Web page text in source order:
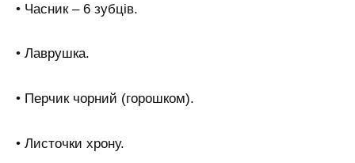
• Часник – 6 зубців.
• Лаврушка.
• Перчик чорний (горошком).
• Листочки хрону.